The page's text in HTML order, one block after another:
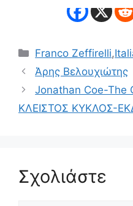
Κατηγορίες
Franco Zeffirelli,
Άρης Βελουχιώτης
Jonathan Coe-The
ΚΛΕΙΣΤΟΣ ΚΥΚΛΟΣ-
Σχολιάστε